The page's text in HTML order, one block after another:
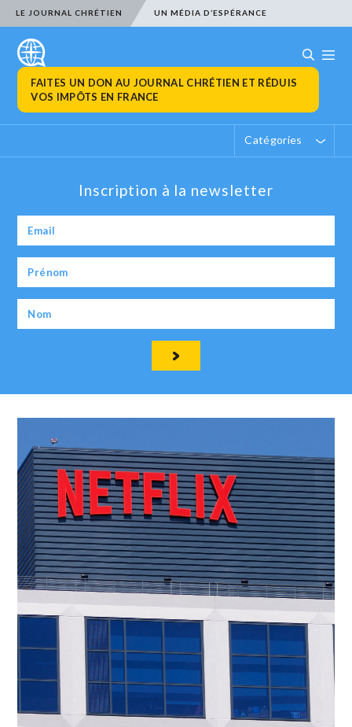
LE JOURNAL CHRÉTIEN UN MÉDIA D’ESPÉRANCE
FAITES UN DON AU JOURNAL CHRÉTIEN ET RÉDUIS
VOS IMPÔTS EN FRANCE
Catégories
Inscription à la newsletter